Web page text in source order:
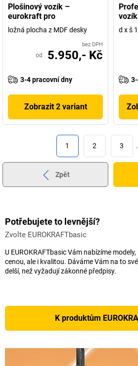
Plošinový vozík –
eurokraft pro
ložná plocha z MDF desky
bez DPH
od 5.950,- Kč
3-4 pracovní dny
Zobrazit 2 variant
d x š
1 2 3
Zpět
Potřebujete to levnější?
Zvolte EUROKRAFTbasic
U EUROKRAFTbasic Vám nabízíme
cenou, ale i kvalitou. Dáváme Vám na to
delší, než vyžadují zákonné předpisy.
K produktům